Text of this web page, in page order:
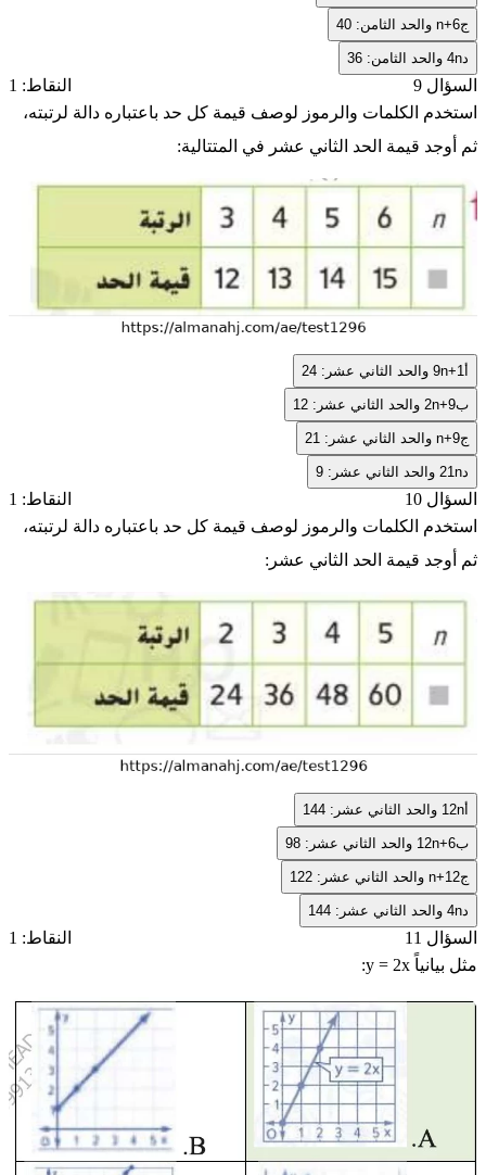
جn+6والحد الثامن: 40
4nوالحد الثامن: 36
السؤال 9
النقاط: 1
استخدم الكلمات والرموز لوصف قيمة كل حد باعتباره دالة لرتبته،
ثم أوجد قيمة الحد الثاني عشر في المتتالية:
9n+1والحد الثاني عشر: 24
ب2n+9والحد الثاني عشر: 12
جn+9والحد الثاني عشر: 21
21nوالحد الثاني عشر: 9
السؤال 10
النقاط: 1
استخدم الكلمات والرموز لوصف قيمة كل حد باعتباره دالة لرتبته،
ثم أوجد قيمة الحد الثاني عشر:
12nوالحد الثاني عشر: 144
ب12n+6والحد الثاني عشر: 98
جn+12والحد الثاني عشر: 122
4nوالحد الثاني عشر: 144
السؤال 11
النقاط: 1
مثل بيانياً y = 2x
: